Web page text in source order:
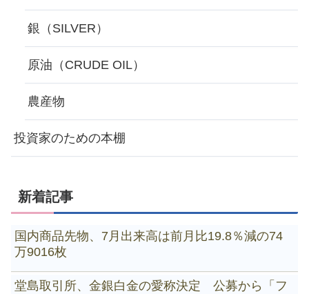
銀（SILVER）
原油（CRUDE OIL）
農産物
投資家のための本棚
新着記事
国内商品先物、7月出来高は前月比19.8％減の74
万9016枚
堂島取引所、金銀白金の愛称決定 公募から「フ